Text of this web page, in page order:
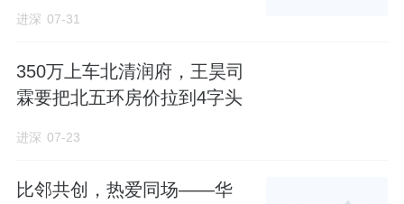
进深 07-31
350万上车北清润府，王昊司
霖要把北五环房价拉到4字头
进深 07-23
比邻共创，热爱同场——华